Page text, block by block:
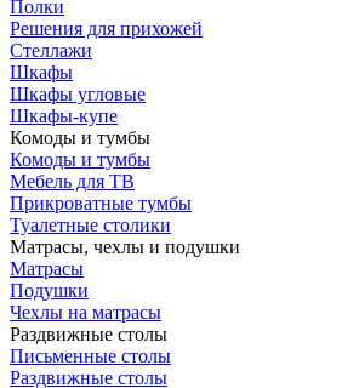
Полки
Решения для прихожей
Стеллажи
Шкафы
Шкафы угловые
Шкафы-купе
Комоды и тумбы
Комоды и тумбы
Мебель для ТВ
Прикроватные тумбы
Туалетные столики
Матрасы, чехлы и подушки
Матрасы
Подушки
Чехлы на матрасы
Раздвижные столы
Письменные столы
Раздвижные столы